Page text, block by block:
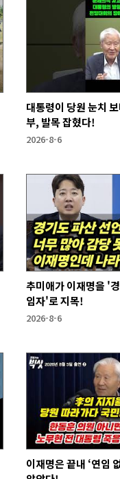
대통령이 당원 눈치
부, 발목 잡혔다!
2026-8-6
추미애가 이재명을 '
임자'로 지목!
2026-8-6
이재명은 끝내 ‘연임 없다’라는 말은 하지